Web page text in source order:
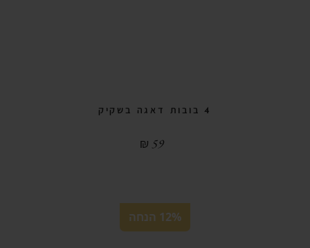
4 בובות דאגה בשקיק
₪ 59
12% הנחה